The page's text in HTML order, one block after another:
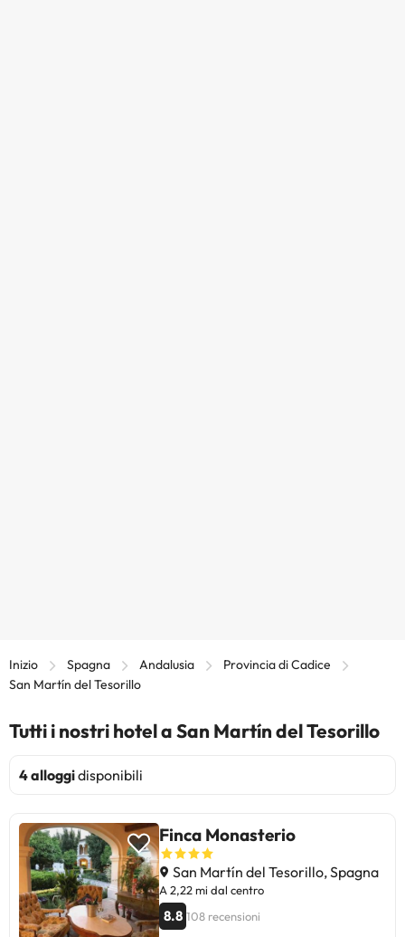
Inizio Spagna Andalusia
Provincia di Cadice
San Martín del Tesorillo
Tutti i nostri hotel a San Martín del Tesorillo
4 alloggidisponibili
Finca Monasterio
San Martín del Tesorillo, Spagna
A 2,22 mi dal centro
8.8 108 recensioni